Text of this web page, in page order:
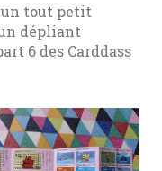
un tout petit
dépliant
6 des Carddass